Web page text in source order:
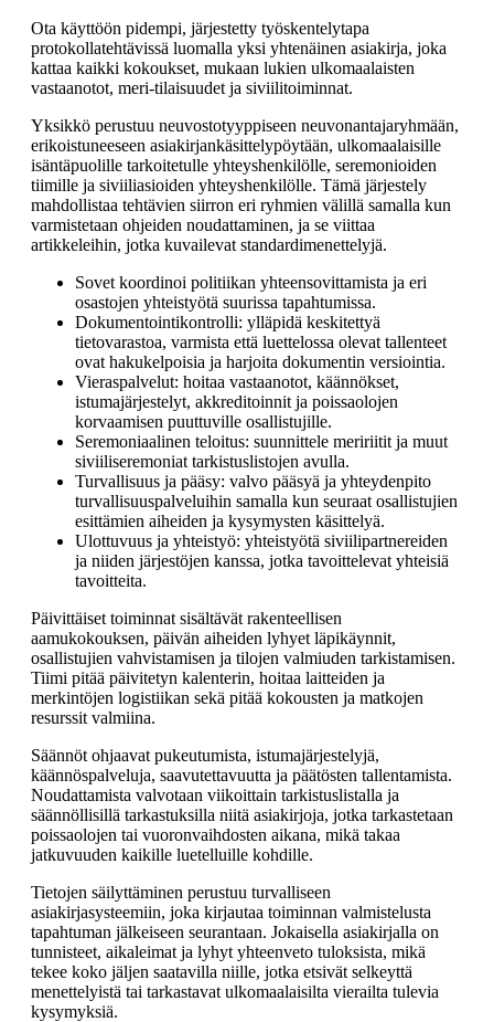
Ota käyttöön pidempi, järjestetty työskentelytapa
protokollatehtävissä luomalla yksi yhtenäinen asiakirja, joka
kattaa kaikki kokoukset, mukaan lukien ulkomaalaisten
vastaanotot, meri-tilaisuudet ja siviilitoiminnat.
Yksikkö perustuu neuvostotyyppiseen neuvonantajaryhmään,
erikoistuneeseen asiakirjankäsittelypöytään, ulkomaalaisille
isäntäpuolille tarkoitetulle yhteyshenkilölle, seremonioiden
tiimille ja siviiliasioiden yhteyshenkilölle. Tämä järjestely
mahdollistaa tehtävien siirron eri ryhmien välillä samalla kun
varmistetaan ohjeiden noudattaminen, ja se viittaa
artikkeleihin, jotka kuvailevat standardimenettelyjä.
Sovet koordinoi politiikan yhteensovittamista ja eri
osastojen yhteistyötä suurissa tapahtumissa.
Dokumentointikontrolli: ylläpidä keskitettyä
tietovarastoa, varmista että luettelossa olevat tallenteet
ovat hakukelpoisia ja harjoita dokumentin versiointia.
Vieraspalvelut: hoitaa vastaanotot, käännökset,
istumajärjestelyt, akkreditoinnit ja poissaolojen
korvaamisen puuttuville osallistujille.
Seremoniaalinen teloitus: suunnittele meririitit ja muut
siviiliseremoniat tarkistuslistojen avulla.
Turvallisuus ja pääsy: valvo pääsyä ja yhteydenpito
turvallisuuspalveluihin samalla kun seuraat osallistujien
esittämien aiheiden ja kysymysten käsittelyä.
Ulottuvuus ja yhteistyö: yhteistyötä siviilipartnereiden
ja niiden järjestöjen kanssa, jotka tavoittelevat yhteisiä
tavoitteita.
Päivittäiset toiminnat sisältävät rakenteellisen
aamukokouksen, päivän aiheiden lyhyet läpikäynnit,
osallistujien vahvistamisen ja tilojen valmiuden tarkistamisen.
Tiimi pitää päivitetyn kalenterin, hoitaa laitteiden ja
merkintöjen logistiikan sekä pitää kokousten ja matkojen
resurssit valmiina.
Säännöt ohjaavat pukeutumista, istumajärjestelyjä,
käännöspalveluja, saavutettavuutta ja päätösten tallentamista.
Noudattamista valvotaan viikoittain tarkistuslistalla ja
säännöllisillä tarkastuksilla niitä asiakirjoja, jotka tarkastetaan
poissaolojen tai vuoronvaihdosten aikana, mikä takaa
jatkuvuuden kaikille luetelluille kohdille.
Tietojen säilyttäminen perustuu turvalliseen
asiakirjasysteemiin, joka kirjautaa toiminnan valmistelusta
tapahtuman jälkeiseen seurantaan. Jokaisella asiakirjalla on
tunnisteet, aikaleimat ja lyhyt yhteenveto tuloksista, mikä
tekee koko jäljen saatavilla niille, jotka etsivät selkeyttä
menettelyistä tai tarkastavat ulkomaalaisilta vierailta tulevia
kysymyksiä.